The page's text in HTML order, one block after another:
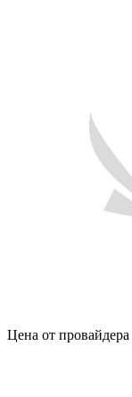
Цена от провайдера